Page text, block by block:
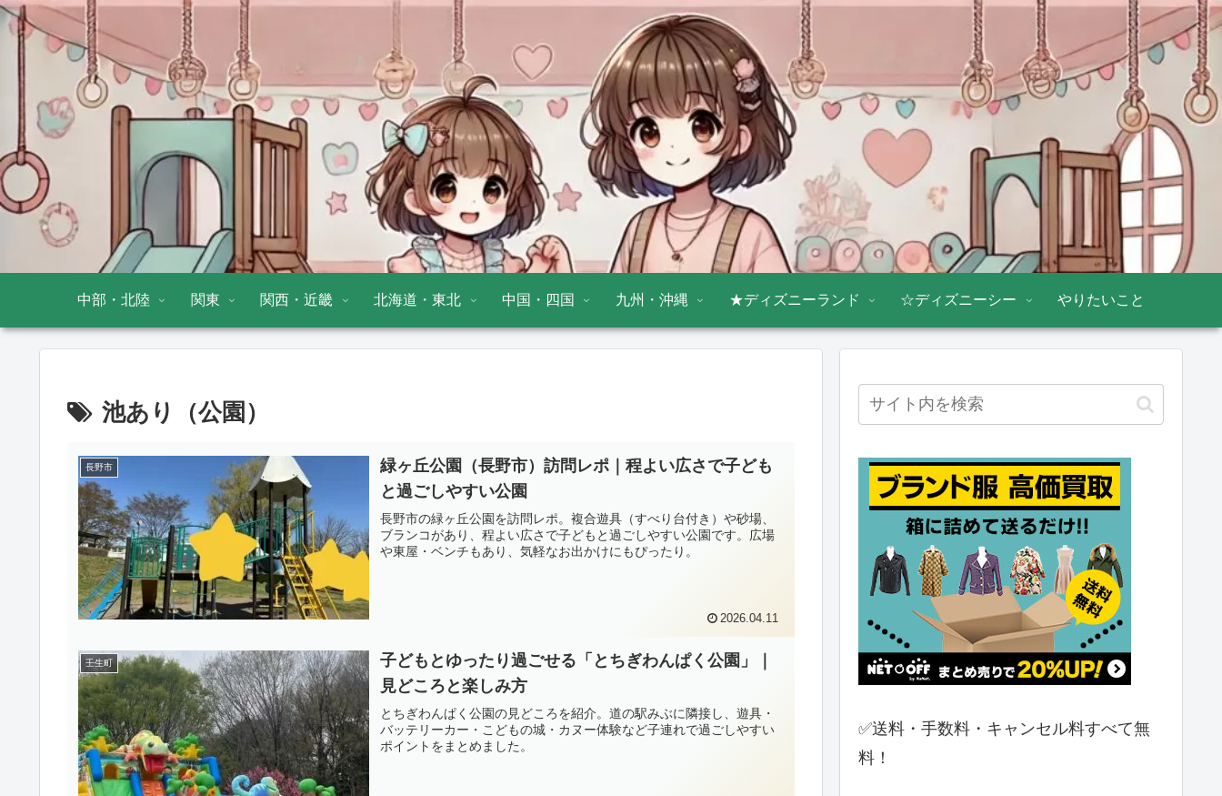
中部・北陸 関東 関西・近畿 北海道・東北 中国・四国 九州・沖縄 ★ディズニーランド ☆ディズニーシー やりたいこと
池あり（公園）
長野市
緑ヶ丘公園（長野市）訪問レポ｜程よい広さで子ども
と過ごしやすい公園
長野市の緑ヶ丘公園を訪問レポ。複合遊具（すべり台付き）や砂場、
ブランコがあり、程よい広さで子どもと過ごしやすい公園です。広場
や東屋・ベンチもあり、気軽なお出かけにもぴったり。
2026.04.11
壬生町
子どもとゆったり過ごせる「とちぎわんぱく公園」｜
見どころと楽しみ方
とちぎわんぱく公園の見どころを紹介。道の駅みぶに隣接し、遊具・
バッテリーカー・こどもの城・カヌー体験など子連れで過ごしやすい
ポイントをまとめました。
✅送料・手数料・キャンセル料すべて無
料！